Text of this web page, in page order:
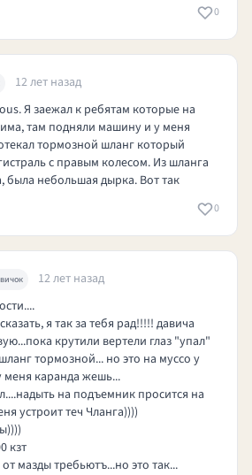
0
12 лет назад
Я заежал к ребятам которые на
там подняли машину и у меня
тормозной шланг который
с правым колесом. Из шланга
была небольшая дырка. Вот так
0
12 лет назад
я так за тебя рад!!!!! давича
крутили вертели глаз "упал"
тормозной... но это на муссо у
меня каранда жешь...
на подъемник просится на
устроит теч Чланга))))
кзт
от мазды требьютъ...но это так...